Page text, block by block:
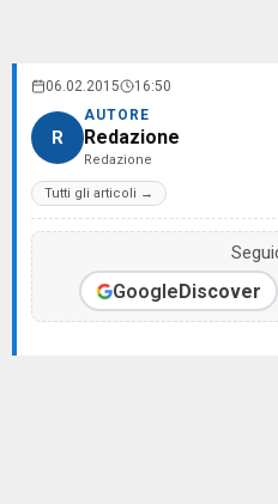
06.02.2015 16:50
R
AUTORE
Redazione
Redazione
Tutti gli articoli →
GoogleDiscover